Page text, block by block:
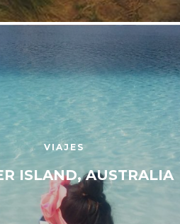
VIAJES
ISLAND, AUSTRALIA